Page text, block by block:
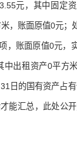
元，其中固定
，账面原值0元；
，账面原值0元，
中出租资产0平方
日的国有资产占
能汇总，此处公